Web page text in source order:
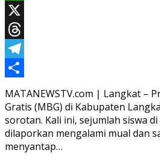
WhatsApp
X
Threads
Telegram
Share
MATANEWSTV.com | Langkat –
Gratis (MBG) di Kabupaten
sorotan. Kali ini, sejumlah siswa
dilaporkan mengalami mual dan
menyantap…